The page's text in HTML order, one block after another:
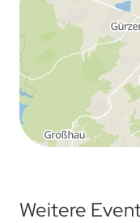
Weitere